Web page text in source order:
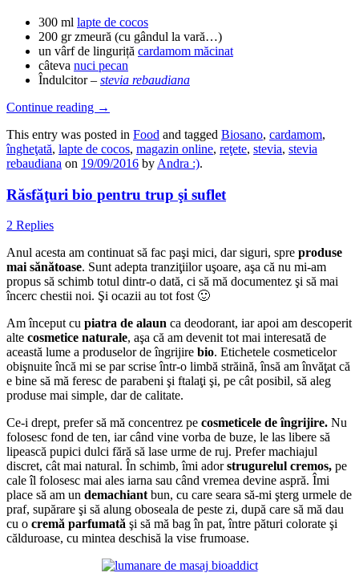
300 ml lapte de cocos
200 gr zmeură (cu gândul la vară…)
un vârf de linguriță cardamom măcinat
câteva nuci pecan
Îndulcitor – stevia rebaudiana
Continue reading →
This entry was posted in Food and tagged Biosano, cardamom,
îngheţată, lapte de cocos, magazin online, reţete, stevia, stevia
rebaudiana on 19/09/2016 by Andra :).
Răsfăţuri bio pentru trup şi suflet
2 Replies
Anul acesta am continuat să fac paşi mici, dar siguri, spre produse
mai sănătoase. Sunt adepta tranziţiilor uşoare, aşa că nu mi-am
propus să schimb totul dintr-o dată, ci să mă documentez şi să mai
încerc chestii noi. Şi ocazii au tot fost 🙂
Am început cu piatra de alaun ca deodorant, iar apoi am descoperit
alte cosmetice naturale, aşa că am devenit tot mai interesată de
această lume a produselor de îngrijire bio. Etichetele cosmeticelor
obişnuite încă mi se par scrise într-o limbă străină, însă am învăţat că
e bine să mă feresc de parabeni şi ftalaţi şi, pe cât posibil, să aleg
produse mai simple, dar de calitate.
Ce-i drept, prefer să mă concentrez pe cosmeticele de îngrijire. Nu
folosesc fond de ten, iar când vine vorba de buze, le las libere să
lipească pupici dulci fără să lase urme de ruj. Prefer machiajul
discret, cât mai natural. În schimb, îmi adorstrugurelul cremos, pe
cale îl folosesc mai ales iarna sau când vremea devine aspră. Îmi
place să am un demachiantbun, cu care seara să-mi şterg urmele de
praf, supărare şi să alung oboseala de peste zi, după care să mă dau
cu o cremă parfumată şi să mă bag în pat, între pături colorate şi
călduroase, cu mintea deschisă la vise frumoase.